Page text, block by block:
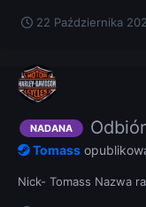
22 Października
NADANA
Tomass
Nick- Tomass Nazwa